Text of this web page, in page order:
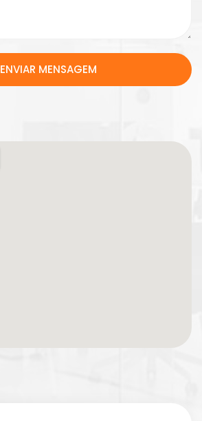
ENVIAR MENSAGEM